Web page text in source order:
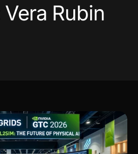
Vera Rubin